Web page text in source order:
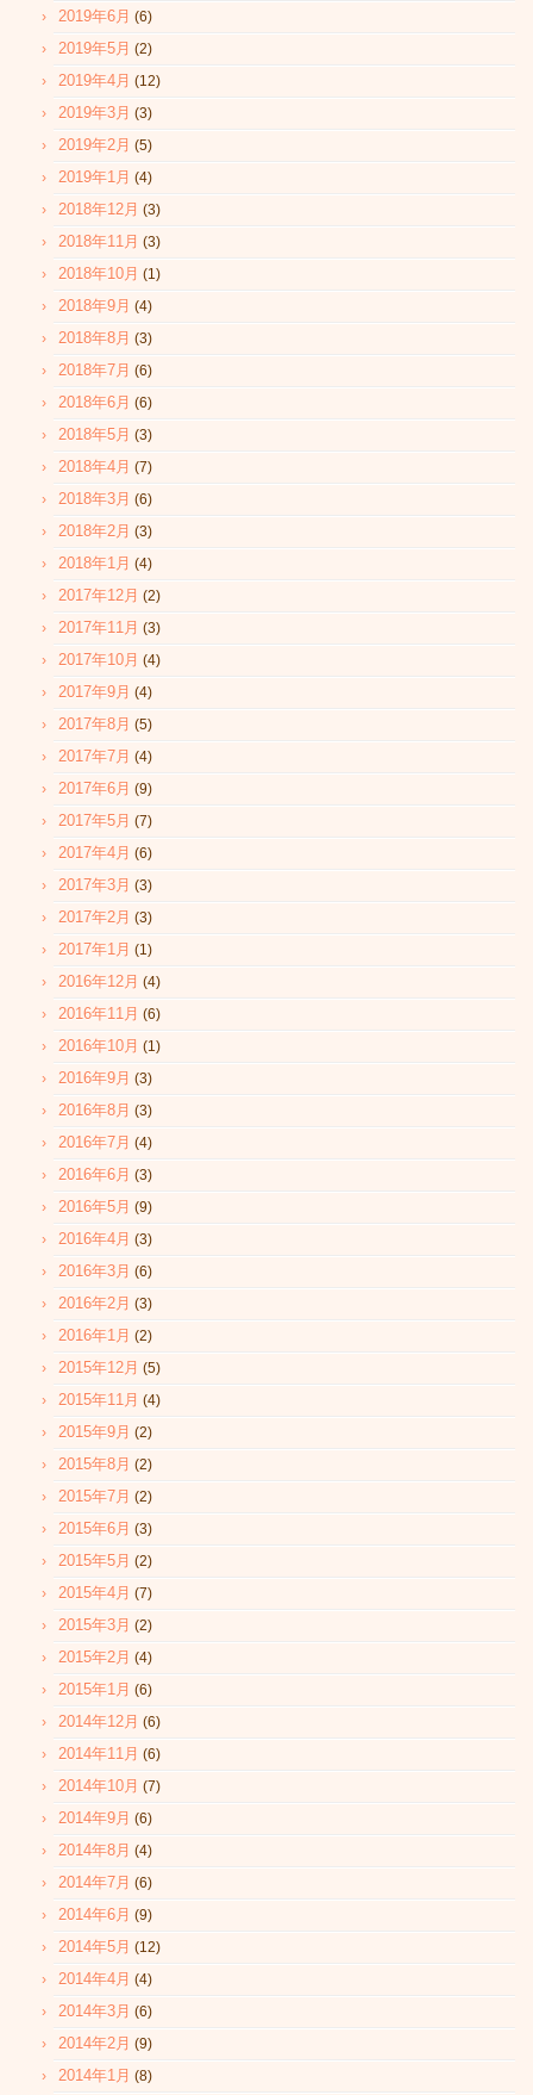
2019年6月 (6)
2019年5月 (2)
2019年4月 (12)
2019年3月 (3)
2019年2月 (5)
2019年1月 (4)
2018年12月 (3)
2018年11月 (3)
2018年10月 (1)
2018年9月 (4)
2018年8月 (3)
2018年7月 (6)
2018年6月 (6)
2018年5月 (3)
2018年4月 (7)
2018年3月 (6)
2018年2月 (3)
2018年1月 (4)
2017年12月 (2)
2017年11月 (3)
2017年10月 (4)
2017年9月 (4)
2017年8月 (5)
2017年7月 (4)
2017年6月 (9)
2017年5月 (7)
2017年4月 (6)
2017年3月 (3)
2017年2月 (3)
2017年1月 (1)
2016年12月 (4)
2016年11月 (6)
2016年10月 (1)
2016年9月 (3)
2016年8月 (3)
2016年7月 (4)
2016年6月 (3)
2016年5月 (9)
2016年4月 (3)
2016年3月 (6)
2016年2月 (3)
2016年1月 (2)
2015年12月 (5)
2015年11月 (4)
2015年9月 (2)
2015年8月 (2)
2015年7月 (2)
2015年6月 (3)
2015年5月 (2)
2015年4月 (7)
2015年3月 (2)
2015年2月 (4)
2015年1月 (6)
2014年12月 (6)
2014年11月 (6)
2014年10月 (7)
2014年9月 (6)
2014年8月 (4)
2014年7月 (6)
2014年6月 (9)
2014年5月 (12)
2014年4月 (4)
2014年3月 (6)
2014年2月 (9)
2014年1月 (8)